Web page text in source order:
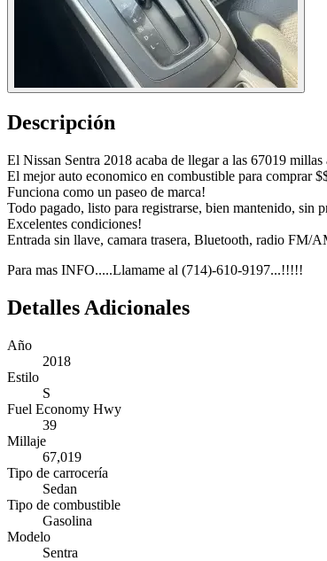
Descripción
El Nissan Sentra 2018 acaba de llegar a las 67019 millas
El mejor auto economico en combustible para comprar
Funciona como un paseo de marca!
Todo pagado, listo para registrarse, bien mantenido, sin
Excelentes condiciones!
Entrada sin llave, camara trasera, Bluetooth, radio FM/
Para mas INFO.....Llamame al (714)-610-9197...!!!!!
Detalles Adicionales
Año
2018
Estilo
S
Fuel Economy Hwy
39
Millaje
67,019
Tipo de carrocería
Sedan
Tipo de combustible
Gasolina
Modelo
Sentra